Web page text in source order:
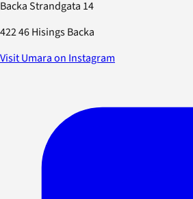
Backa Strandgata 14
422 46 Hisings Backa
Visit Umara on Instagram